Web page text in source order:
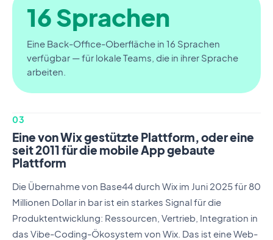
16 Sprachen
Eine Back-Office-Oberfläche in 16 Sprachen
verfügbar — für lokale Teams, die in ihrer Sprache
arbeiten.
03
Eine von Wix gestützte Plattform, oder eine
seit 2011 für die mobile App gebaute
Plattform
Die Übernahme von Base44 durch Wix im Juni 2025 für 80
Millionen Dollar in bar ist ein starkes Signal für die
Produktentwicklung: Ressourcen, Vertrieb, Integration in
das Vibe-Coding-Ökosystem von Wix. Das ist eine Web-